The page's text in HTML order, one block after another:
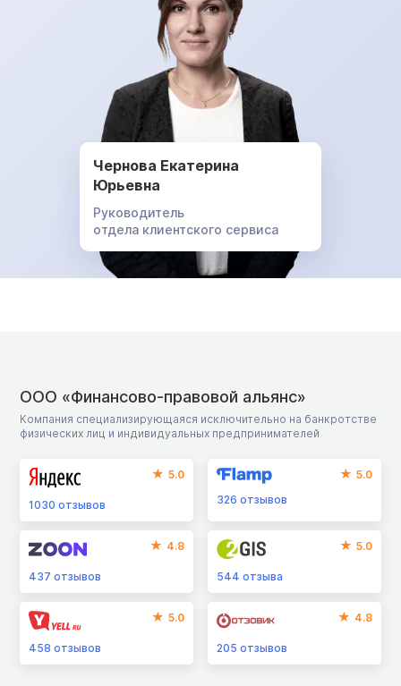
Чернова Екатерина
Юрьевна
Руководитель
отдела клиентского сервиса
ООО «Финансово-правовой альянс»
Компания специализирующаяся исключительно на банкротстве
физических лиц и индивидуальных предпринимателей
5.0
1030 отзывов
5.0
326отзывов
4.8
437 отзывов
5.0
544отзыва
5.0
458 отзывов
4.8
205отзывов